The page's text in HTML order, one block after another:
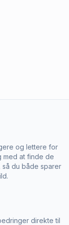
og lettere for
med at finde de
du både sparer
direkte til